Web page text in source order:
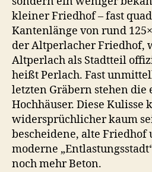
kleiner Friedhof – fast
Kantenlänge von rund
der Altperlacher Friedhof,
Altperlach als Stadtteil
heißt Perlach. Fast
letzten Gräbern stehen die
Hochhäuser. Diese Kulisse
widersprüchlicher kaum
bescheidene, alte Friedhof
moderne
noch mehr Beton.